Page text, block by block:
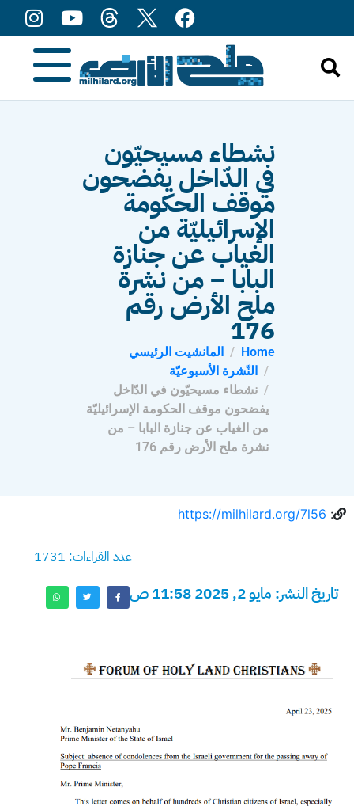
نشطاء مسيحيّون
في الدّاخل يفضحون
موقف الحكومة
الإسرائيليّة من
الغياب عن جنازة
البابا – من نشرة
ملح الأرض رقم
176
Home
المانشيت الرئيسي
النّشرة الأسبوعيّة
نشطاء مسيحيّون في الدّاخل
يفضحون موقف الحكومة الإسرائيليّة
من الغياب عن جنازة البابا – من
نشرة ملح الأرض رقم 176
:
https://milhilard.org/7l56
عدد القراءات: 1731
تاريخ النشر: مايو 2, 2025 11:58 ص